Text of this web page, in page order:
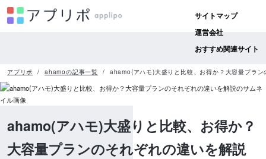
サイトマップ
運営会社
おすすめ関連サイト
アプリポ ahamoの記事一覧 ahamo(アハモ)大盛りと比較、お得か？大容量プラ
ahamo(アハモ)大盛りと比較、お得か？
大容量プランのそれぞれの違いを解説